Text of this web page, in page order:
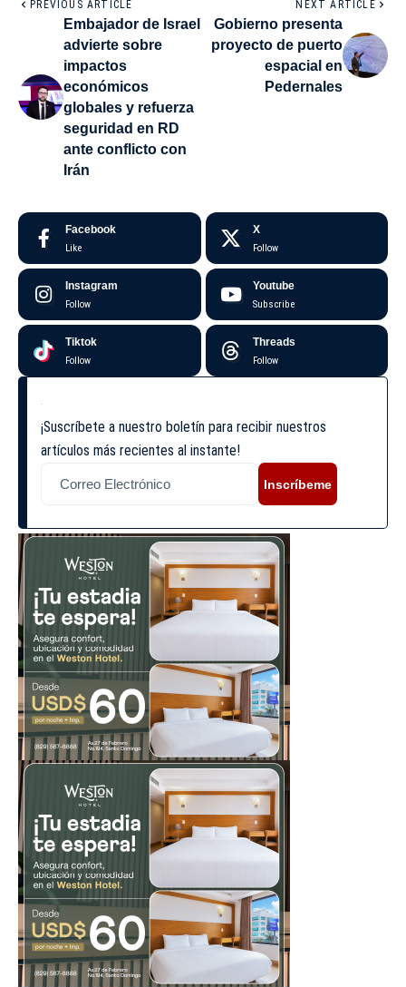
PREVIOUS ARTICLE
Embajador de Israel
advierte sobre
impactos
económicos
globales y refuerza
seguridad en RD
ante conflicto con
Irán
NEXT ARTICLE
Gobierno presenta
proyecto de puerto
espacial en
Pedernales
Facebook
Like
X
Follow
Instagram
Follow
Youtube
Subscribe
Tiktok
Follow
Threads
Follow
¡Suscríbete a nuestro boletín para recibir nuestros
artículos más recientes al instante!
Inscríbeme